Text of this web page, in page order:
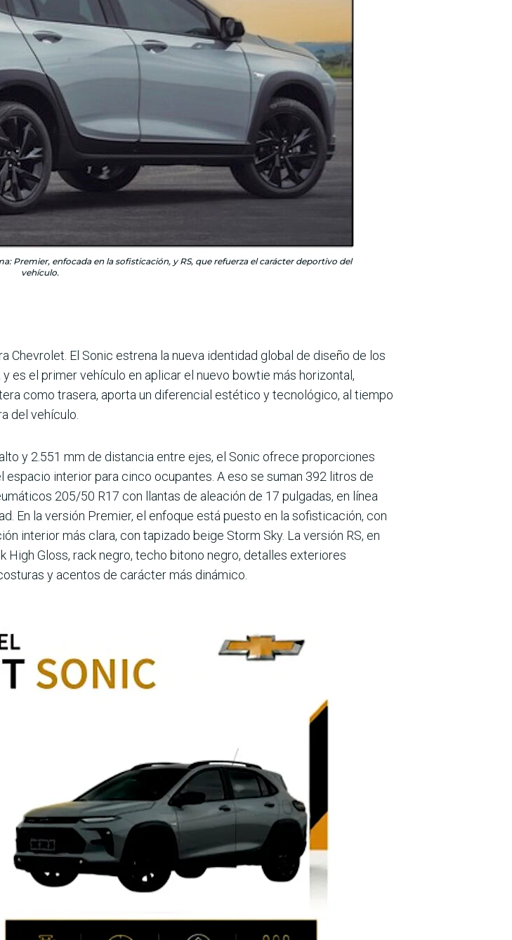
Premier, enfocada en la sofisticación, y RS, que refuerza el carácter deportivo del
vehículo.
Chevrolet. El Sonic estrena la nueva identidad global de diseño de los
es el primer vehículo en apli­car el nuevo bowtie más hori­zontal,
como trasera, aporta un diferencial estético y tecnológico, al tiempo
del vehículo.
y 2.551 mm de distancia entre ejes, el Sonic ofrece pro­porciones
interior para cinco ocupantes. A eso se suman 392 litros de
205/50 R17 con llantas de alea­ción de 17 pulgadas, en línea
En la versión Premier, el enfoque está puesto en la sofisticación, con
interior más clara, con tapizado beige Storm Sky. La versión RS, en
Gloss, rack negro, techo bitono negro, detalles exteriores
y acentos de carácter más dinámico.